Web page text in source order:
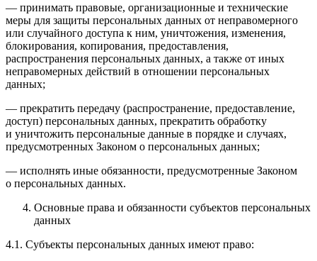
— принимать правовые, организационные и технические
меры для защиты персональных данных от неправомерного
или случайного доступа к ним, уничтожения, изменения,
блокирования, копирования, предоставления,
распространения персональных данных, а также от иных
неправомерных действий в отношении персональных
данных;
— прекратить передачу (распространение, предоставление,
доступ) персональных данных, прекратить обработку
и уничтожить персональные данные в порядке и случаях,
предусмотренных Законом о персональных данных;
— исполнять иные обязанности, предусмотренные Законом
о персональных данных.
Основные права и обязанности субъектов персональных
данных
4.1. Субъекты персональных данных имеют право: